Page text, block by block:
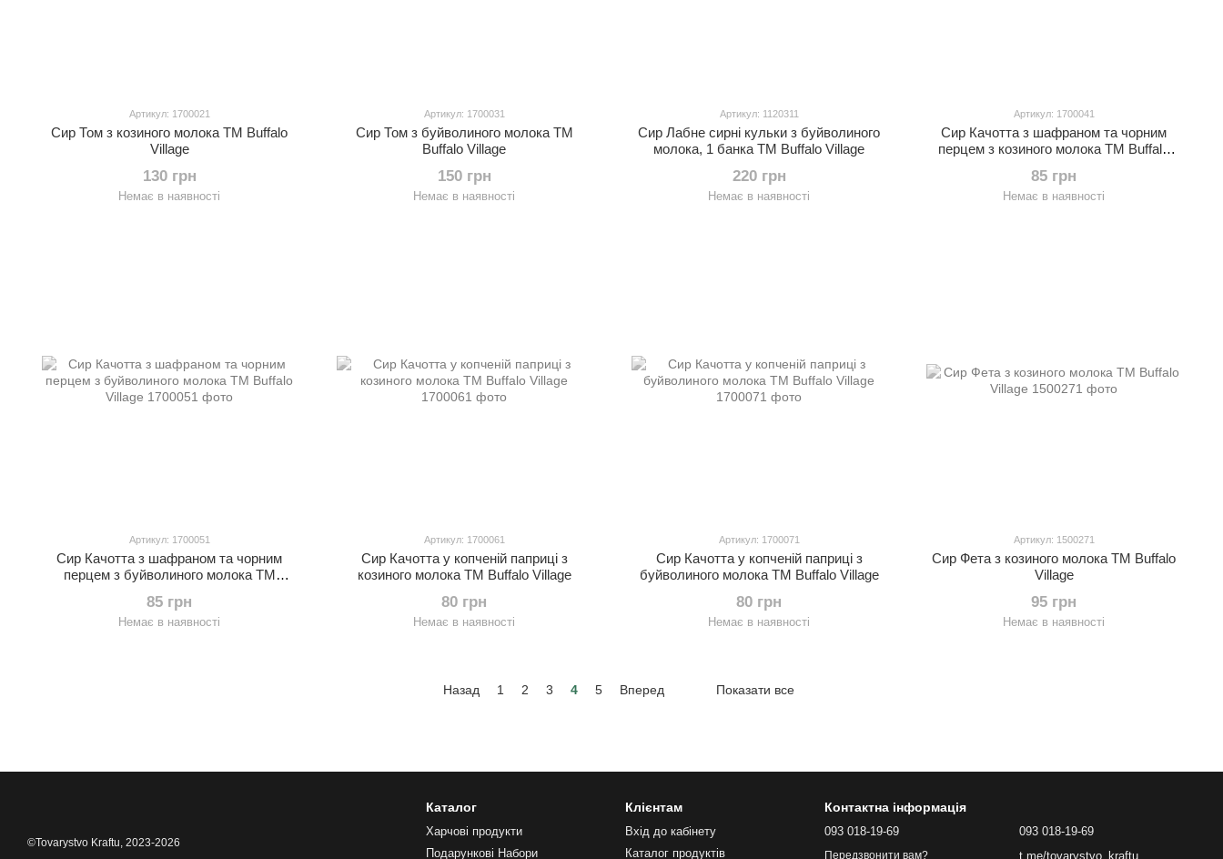
Артикул: 1700021
Сир Том з козиного молока ТМ Buffalo
Village
130 грн
Немає в наявності
Артикул: 1700031
Сир Том з буйволиного молока ТМ
Buffalo Village
150 грн
Немає в наявності
Артикул: 1120311
Сир Лабне сирні кульки з буйволиного
молока, 1 банка ТМ Buffalo Village
220 грн
Немає в наявності
Артикул: 1700041
Сир Качотта з шафраном та чорним
перцем з козиного молока ТМ Buffalo
85 грн
Немає в наявності
Артикул: 1700051
Сир Качотта з шафраном та чорним
перцем з буйволиного молока ТМ
85 грн
Немає в наявності
Артикул: 1700061
Сир Качотта у копченій паприці з
козиного молока ТМ Buffalo Village
80 грн
Немає в наявності
Артикул: 1700071
Сир Качотта у копченій паприці з
буйволиного молока ТМ Buffalo Village
80 грн
Немає в наявності
Артикул: 1500271
Сир Фета з козиного молока ТМ Buffalo
Village
95 грн
Немає в наявності
Назад 1 2 3 4 5 Вперед Показати все
©Tovarystvo Kraftu, 2023-2026
Каталог
Харчові продукти
Подарункові Набори
Клієнтам
Вхід до кабінету
Каталог продуктів
Контактна інформація
093 018-19-69
Передзвонити вам?
093 018-19-69
t.me/tovarystvo_kraftu